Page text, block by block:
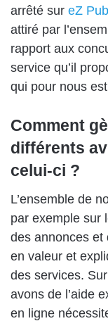
arrêté sur eZ
attiré par
rapport aux
service qu’il
qui pour nous
Comment
différents
celui-ci ?
L’ensemble de
par exemple sur
des annonces et
en valeur et
des services.
avons de l’aide
en ligne